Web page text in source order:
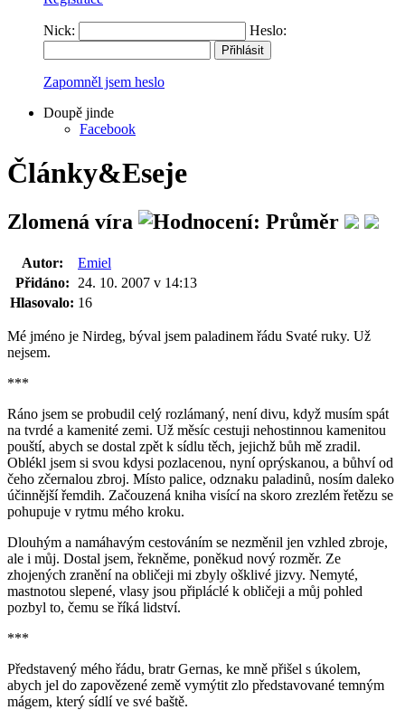
Nick: Heslo:
Zapomněl jsem heslo
Doupě jinde
Facebook
Články&Eseje
Zlomená víra
Autor:
Emiel
Přidáno:
24. 10. 2007 v 14:13
Hlasovalo: 16
Mé jméno je Nirdeg, býval jsem paladinem řádu Svaté ruky. Už
nejsem.
***
Ráno jsem se probudil celý rozlámaný, není divu, když musím spát
na tvrdé a kamenité zemi. Už měsíc cestuji nehostinnou kamenitou
pouští, abych se dostal zpět k sídlu těch, jejichž bůh mě zradil.
Oblékl jsem si svou kdysi pozlacenou, nyní oprýskanou, a bůhví od
čeho zčernalou zbroj. Místo palice, odznaku paladinů, nosím daleko
účinnější řemdih. Začouzená kniha visící na skoro zrezlém řetězu se
pohupuje v rytmu mého kroku.
Dlouhým a namáhavým cestováním se nezměnil jen vzhled zbroje,
ale i můj. Dostal jsem, řekněme, poněkud nový rozměr. Ze
zhojených zranění na obličeji mi zbyly ošklivé jizvy. Nemyté,
mastnotou slepené, vlasy jsou připláclé k obličeji a můj pohled
pozbyl to, čemu se říká lidství.
***
Představený mého řádu, bratr Gernas, ke mně přišel s úkolem,
abych jel do zapovězené země vymýtit zlo představované temným
mágem, který sídlí ve své baště.